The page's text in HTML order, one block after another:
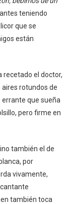
teniendo
que se
están
recetado el doctor,
rotundos de
errante que sueña
pero firme en
también el de
por
vivamente,
también toca